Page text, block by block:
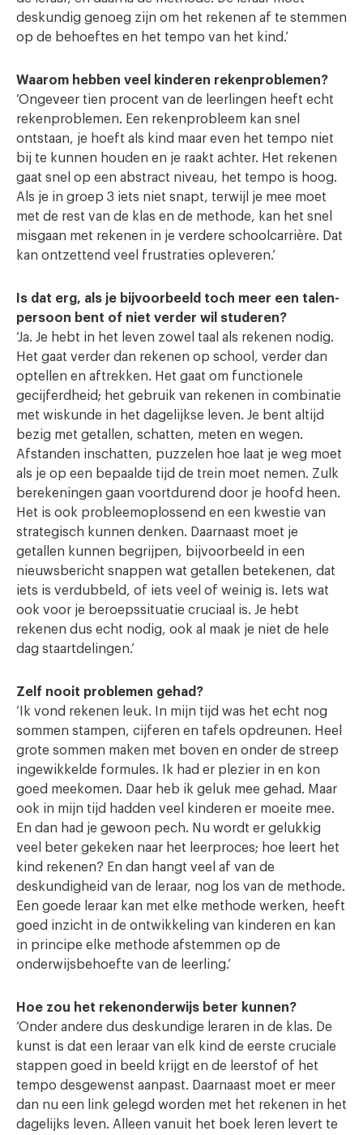
deskundig genoeg zijn om het rekenen af te stemmen
op de behoeftes en het tempo van het kind.’
Waarom hebben veel kinderen rekenproblemen?
‘Ongeveer tien procent van de leerlingen heeft echt
rekenproblemen. Een rekenprobleem kan snel
ontstaan, je hoeft als kind maar even het tempo niet
bij te kunnen houden en je raakt achter. Het rekenen
gaat snel op een abstract niveau, het tempo is hoog.
Als je in groep 3 iets niet snapt, terwijl je mee moet
met de rest van de klas en de methode, kan het snel
misgaan met rekenen in je verdere schoolcarrière. Dat
kan ontzettend veel frustraties opleveren.’
Is dat erg, als je bijvoorbeeld toch meer een talen-
persoon bent of niet verder wil studeren?
‘Ja. Je hebt in het leven zowel taal als rekenen nodig.
Het gaat verder dan rekenen op school, verder dan
optellen en aftrekken. Het gaat om functionele
gecijferdheid; het gebruik van rekenen in combinatie
met wiskunde in het dagelijkse leven. Je bent altijd
bezig met getallen, schatten, meten en wegen.
Afstanden inschatten, puzzelen hoe laat je weg moet
als je op een bepaalde tijd de trein moet nemen. Zulk
berekeningen gaan voortdurend door je hoofd heen.
Het is ook probleemoplossend en een kwestie van
strategisch kunnen denken. Daarnaast moet je
getallen kunnen begrijpen, bijvoorbeeld in een
nieuwsbericht snappen wat getallen betekenen, dat
iets is verdubbeld, of iets veel of weinig is. Iets wat
ook voor je beroepssituatie cruciaal is. Je hebt
rekenen dus echt nodig, ook al maak je niet de hele
dag staartdelingen.’
Zelf nooit problemen gehad?
‘Ik vond rekenen leuk. In mijn tijd was het echt nog
sommen stampen, cijferen en tafels opdreunen. Heel
grote sommen maken met boven en onder de streep
ingewikkelde formules. Ik had er plezier in en kon
goed meekomen. Daar heb ik geluk mee gehad. Maar
ook in mijn tijd hadden veel kinderen er moeite mee.
En dan had je gewoon pech. Nu wordt er gelukkig
veel beter gekeken naar het leerproces; hoe leert het
kind rekenen? En dan hangt veel af van de
deskundigheid van de leraar, nog los van de methode.
Een goede leraar kan met elke methode werken, heeft
goed inzicht in de ontwikkeling van kinderen en kan
in principe elke methode afstemmen op de
onderwijsbehoefte van de leerling.’
Hoe zou het rekenonderwijs beter kunnen?
‘Onder andere dus deskundige leraren in de klas. De
kunst is dat een leraar van elk kind de eerste cruciale
stappen goed in beeld krijgt en de leerstof of het
tempo desgewenst aanpast. Daarnaast moet er meer
dan nu een link gelegd worden met het rekenen in het
dagelijks leven. Alleen vanuit het boek leren levert te